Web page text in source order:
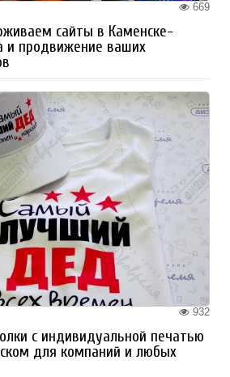
669
сайты в Каменске-
и продвижение ваших
932
с индивидуальной печатью
для компаний и любых